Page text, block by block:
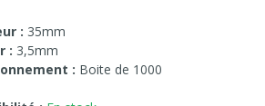
: 35mm
: 3,5mm
: Boite de 1000